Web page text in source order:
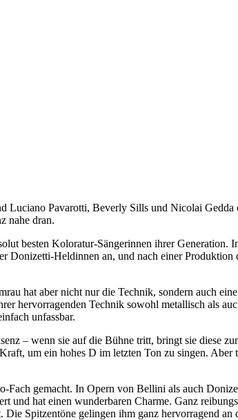
Luciano Pavarotti, Beverly Sills und Nicolai
nahe dran.
besten Koloratur-Sängerinnen ihrer
Donizetti-Heldinnen an, und nach einer
hat aber nicht nur die Technik, sondern auch
hervorragenden Technik sowohl metallisch als
unfassbar.
– wenn sie auf die Bühne tritt, bringt sie diese
um ein hohes D im letzten Ton zu singen.
Fach gemacht. In Opern von Bellini als auch
hat einen wunderbaren Charme. Ganz
Spitzentöne gelingen ihm ganz hervorragend